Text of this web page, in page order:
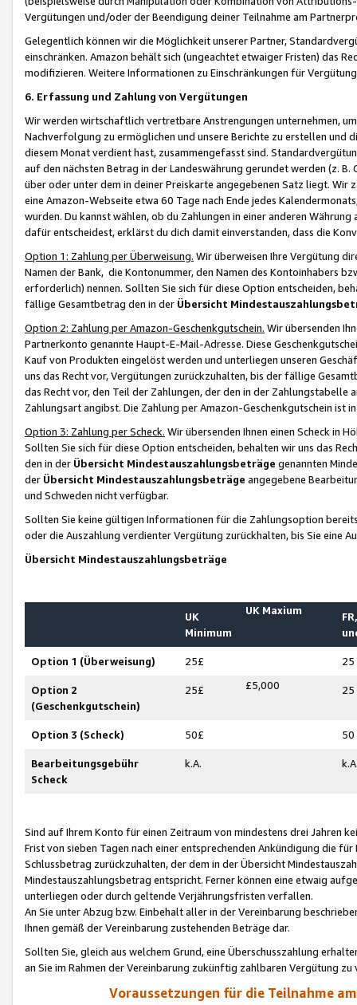
Vergütungen und/oder der Beendigung deiner Teilnahme am
Gelegentlich können wir die Möglichkeit unserer Partner,
einschränken. Amazon behält sich (ungeachtet etwaiger Fristen) das
modifizieren. Weitere Informationen zu Einschränkungen für
6. Erfassung und Zahlung von Vergütungen
Wir werden wirtschaftlich vertretbare Anstrengungen unternehmen,
Nachverfolgung zu ermöglichen und unsere Berichte zu erstellen und
diesem Monat verdient hast, zusammengefasst sind.
auf den nächsten Betrag in der Landeswährung gerundet werden (z.
über oder unter dem in deiner Preiskarte angegebenen Satz liegt.
eine Amazon-Webseite etwa 60 Tage nach Ende jedes
wurden. Du kannst wählen, ob du Zahlungen in einer anderen
dafür entscheidest, erklärst du dich damit einverstanden, dass die
Option 1: Zahlung per Überweisung. Wir überweisen Ihre Vergütung
Namen der Bank, die Kontonummer, den Namen des Kontoinhabers
erforderlich) nennen. Sollten Sie sich für diese Option entscheiden,
fällige Gesamtbetrag den in der Übersicht
Option 2: Zahlung per Amazon-Geschenkgutschein. Wir übersenden
Partnerkonto genannte Haupt-E-Mail-Adresse. Diese
Kauf von Produkten eingelöst werden und unterliegen unseren
uns das Recht vor, Vergütungen zurückzuhalten, bis der fällige
das Recht vor, den Teil der Zahlungen, der den in der
Zahlungsart angibst. Die Zahlung per Amazon-Geschenkgutschein ist
Option 3: Zahlung per Scheck. Wir übersenden Ihnen einen Scheck in
Sollten Sie sich für diese Option entscheiden, behalten wir uns das
den in der Übersicht Mindestauszahlungsbeträge genannten
der Übersicht Mindestauszahlungsbeträge angegebene
und Schweden nicht verfügbar.
Sollten Sie keine gültigen Informationen für die Zahlungsoption
oder die Auszahlung verdienter Vergütung zurückhalten, bis Sie
Übersicht Mindestauszahlungsbeträge
UK
Minimum
UK Maxium
Option 1 (Überweisung) 25£ 25
Option 2
(Geschenkgutschein)
25£ £5,000 25
Option 3 (Scheck) 50£ 50
Bearbeitungsgebühr
Scheck
k.A.
Sind auf Ihrem Konto für einen Zeitraum von mindestens drei Jahren
Frist von sieben Tagen nach einer entsprechenden Ankündigung die
Schlussbetrag zurückzuhalten, der dem in der Übersicht
Mindestauszahlungsbetrag entspricht. Ferner können eine etwaig
unterliegen oder durch geltende Verjährungsfristen verfallen.
An Sie unter Abzug bzw. Einbehalt aller in der Vereinbarung
Ihnen gemäß der Vereinbarung zustehenden Beträge dar.
Sollten Sie, gleich aus welchem Grund, eine Überschusszahlung
an Sie im Rahmen der Vereinbarung zukünftig zahlbaren Vergütung zu
Voraussetzungen für die Teilnahme